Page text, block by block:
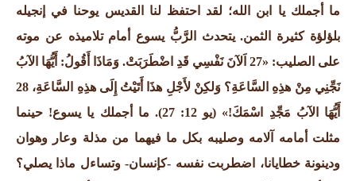
ما أجملك يا ابن الله؛ لقد احتفظ لنا القديس يوحنا في إنجيله
بلؤلؤة كثيرة الثمن. يتحدث الرَّبُّ يسوع أمام تلاميذه عن موته
على الصليب: «27 اَلآنَ نَفْسِي قَدِ اضْطَرَبَتْ.
وَمَاذَا أَقُولُ: أَيُّهَا الآبُ
نَجِّنِي مِنْ هذِهِ السَّاعَةِ؟ وَلكِنْ لأَجْلِ هذَا أَتَيْتُ إِلَى هذِهِ السَّاعَةِ، 28
أَيُّهَا الآبُ مَجِّدِ اسْمَكَ!» (يو 12: 27).
ما أجملك يا يسوع! حينما
مثلت أمامه آلامه وصليبه بكل ما فيهما من مذلة وعار وهوان
ودينونة خطايانا، اضطربت نفسه -كإنسان- وتساءل ماذا يصلي؟